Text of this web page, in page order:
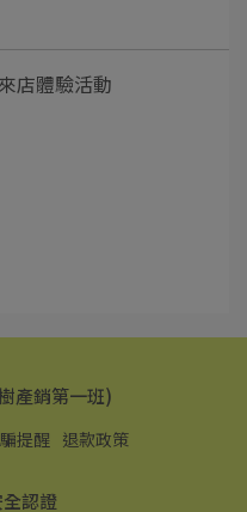
店體驗活動
產銷第一班)
提醒 退款政策
認證